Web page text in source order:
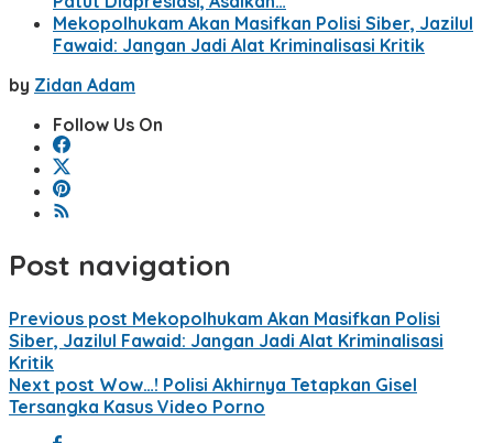
Mekopolhukam Akan Masifkan Polisi Siber, Jazilul
Fawaid: Jangan Jadi Alat Kriminalisasi Kritik
by Zidan Adam
Follow Us On
Post navigation
Previous post Mekopolhukam Akan Masifkan Polisi
Siber, Jazilul Fawaid: Jangan Jadi Alat Kriminalisasi
Kritik
Next post Wow…! Polisi Akhirnya Tetapkan Gisel
Tersangka Kasus Video Porno